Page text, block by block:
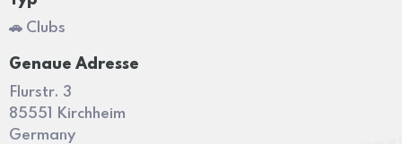
🚗 Clubs
Genaue Adresse
Flurstr. 3
85551 Kirchheim
Germany